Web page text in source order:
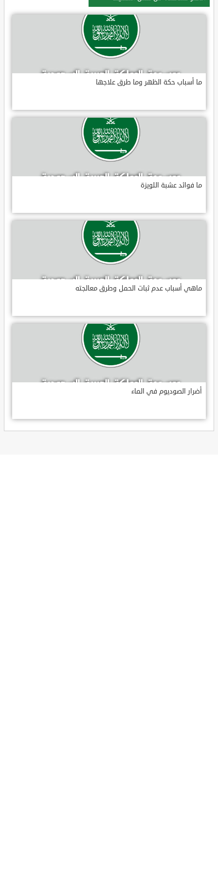
ما أسباب حكة الظهر وما طرق علاجها
ما فوائد عشبة اللويزة
ماهي أسباب عدم ثبات الحمل وطرق معالجته
أضرار الصوديوم في الماء